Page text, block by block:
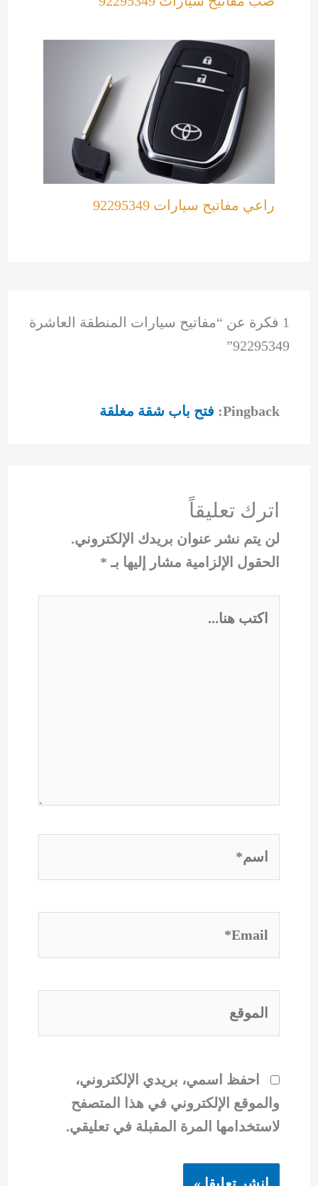
راعي مفاتيح سيارات 92295349
1 فكرة عن “مفاتيح سيارات المنطقة العاشرة
92295349”
Pingback: فتح باب شقة مغلقة
اترك تعليقاً
لن يتم نشر عنوان بريدك الإلكتروني.
الحقول الإلزامية مشار إليها بـ *
احفظ اسمي، بريدي الإلكتروني،
والموقع الإلكتروني في هذا المتصفح
لاستخدامها المرة المقبلة في تعليقي.